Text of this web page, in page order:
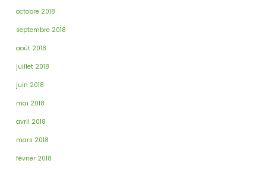
octobre 2018
septembre 2018
août 2018
juillet 2018
juin 2018
mai 2018
avril 2018
mars 2018
février 2018